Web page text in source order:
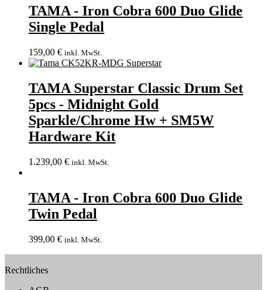
TAMA - Iron Cobra 600 Duo Glide
Single Pedal
159,00 € inkl. MwSt.
TAMA Superstar Classic Drum Set
5pcs - Midnight Gold
Sparkle/Chrome Hw + SM5W
Hardware Kit
1.239,00 € inkl. MwSt.
TAMA - Iron Cobra 600 Duo Glide
Twin Pedal
399,00 € inkl. MwSt.
Rechtliches